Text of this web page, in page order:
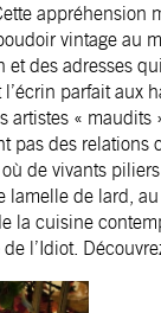
vintage
des adresses
parfait aux
artistes «
pas des
de vivants
de lard,
la cuisine
l’Idiot.